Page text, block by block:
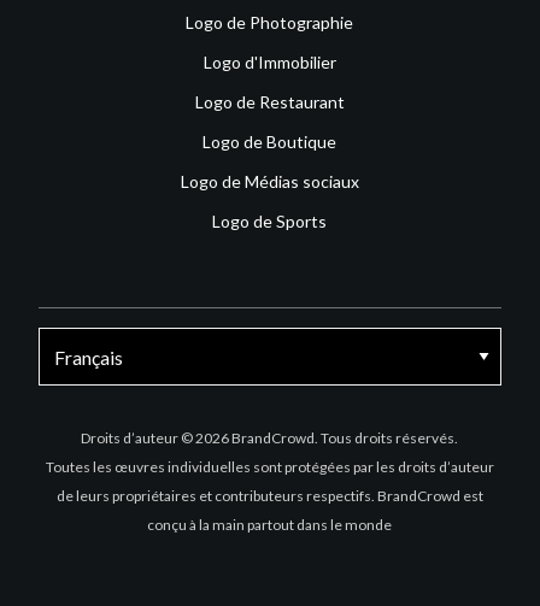
Logo de Photographie
Logo d'Immobilier
Logo de Restaurant
Logo de Boutique
Logo de Médias sociaux
Logo de Sports
Droits d’auteur © 2026 BrandCrowd. Tous droits réservés.
Toutes les œuvres individuelles sont protégées par les droits d’auteur
de leurs propriétaires et contributeurs respectifs. BrandCrowd est
conçu à la main partout dans le monde